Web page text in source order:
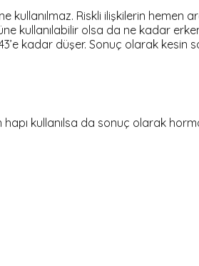
Riskli ilişkilerin hemen
kullanılabilir olsa da ne kadar
kadar düşer. Sonuç olarak kesin
kullanılsa da sonuç olarak